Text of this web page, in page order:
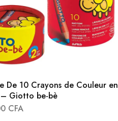
De 10 Crayons de Couleur en
Giotto be-bè
CFA